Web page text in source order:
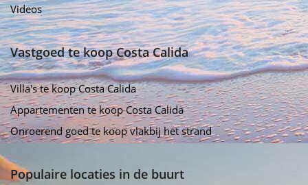
Videos
Vastgoed te koop Costa Calida
Villa's te koop Costa Calida
Appartementen te koop Costa Calida
Onroerend goed te koop vlakbij het strand
Populaire locaties in de buurt